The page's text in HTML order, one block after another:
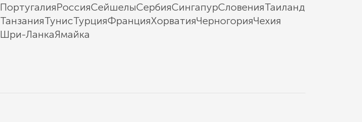
ПортугалияРоссияСейшелыСербияСингапурСловенияТаиланд
ТанзанияТунисТурцияФранцияХорватияЧерногорияЧехия
Шри-ЛанкаЯмайка